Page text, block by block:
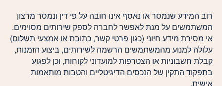
רוב המידע שנמסר או נאסף אינו חובה על פי דין ונמסר מרצון
המשתמשים על מנת לאפשר לחברה לספק שירותים מסוימים.
אי מסירת מידע חיוני (כגון פרטי קשר, כתובת או אמצעי תשלום)
עלולה למנוע מהמשתמשים הרשמה לשירותים, ביצוע הזמנות,
קבלת חשבוניות או הצטרפות למועדוני לקוחות, וכן לפגוע
בתפקוד התקין של הנכסים הדיגיטליים והטבות מותאמות
אישית.